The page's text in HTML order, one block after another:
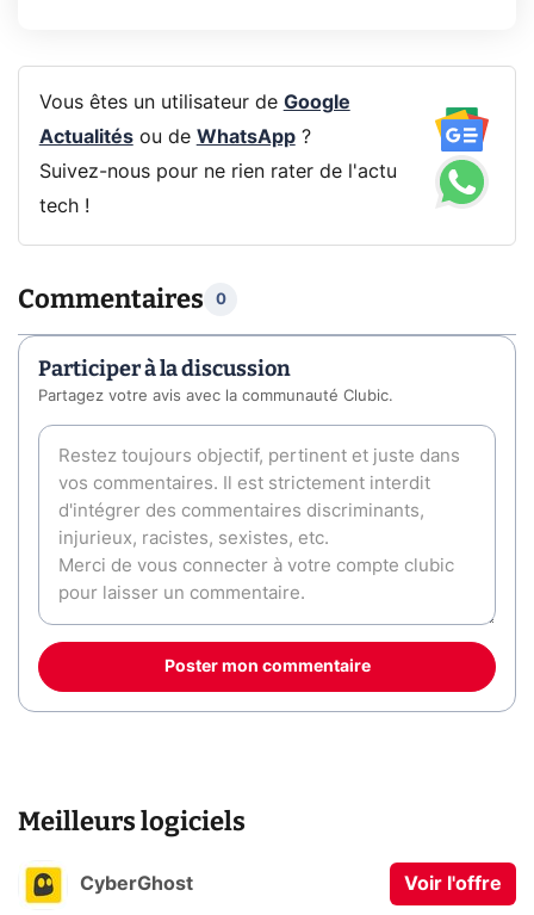
Vous êtes un utilisateur de Google
Actualitésou de WhatsApp?
Suivez-nous pour ne rien rater de l'actu
tech !
Commentaires 0
Participer à la discussion
Partagez votre avis avec la communauté Clubic.
Poster mon commentaire
Meilleurs logiciels
CyberGhost Voir l'offre